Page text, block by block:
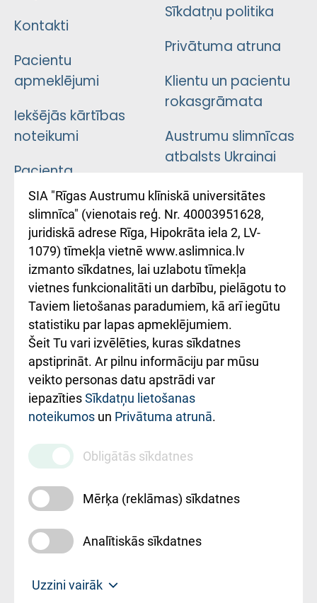
Kontakti
Pacientu
apmeklējumi
Iekšējās kārtības
noteikumi
Pacienta
atsauksmju/sūdzību
iesniegšanas
kārtība
Kā pie mums nokļūt
Rēķinu apmaksas
ceļvedis
Rekvizīti un
ārstniecības
iestādes kods
010000234
Maksas
pakalpojumu
cenrādis
Sīkdatņu politika
Privātuma atruna
Klientu un pacientu
rokasgrāmata
Austrumu slimnīcas
atbalsts Ukrainai
Підтримка Східної
лікарні та співпраця з
Україною
SIA "Rīgas Austrumu klīniskā universitātes
slimnīca" (vienotais reģ. Nr. 40003951628,
juridiskā adrese Rīga, Hipokrāta iela 2, LV-
1079) tīmekļa vietnē www.aslimnica.lv
izmanto sīkdatnes, lai uzlabotu tīmekļa
vietnes funkcionalitāti un darbību, pielāgotu to
Taviem lietošanas paradumiem, kā arī iegūtu
statistiku par lapas apmeklējumiem.
Šeit Tu vari izvēlēties, kuras sīkdatnes
apstiprināt. Ar pilnu informāciju par mūsu
veikto personas datu apstrādi var
iepazītiesSīkdatņu lietošanas
noteikumos un Privātuma atrunā.
Obligātās sīkdatnes
Mērķa (reklāmas) sīkdatnes
Analītiskās sīkdatnes
Uzzini vairāk